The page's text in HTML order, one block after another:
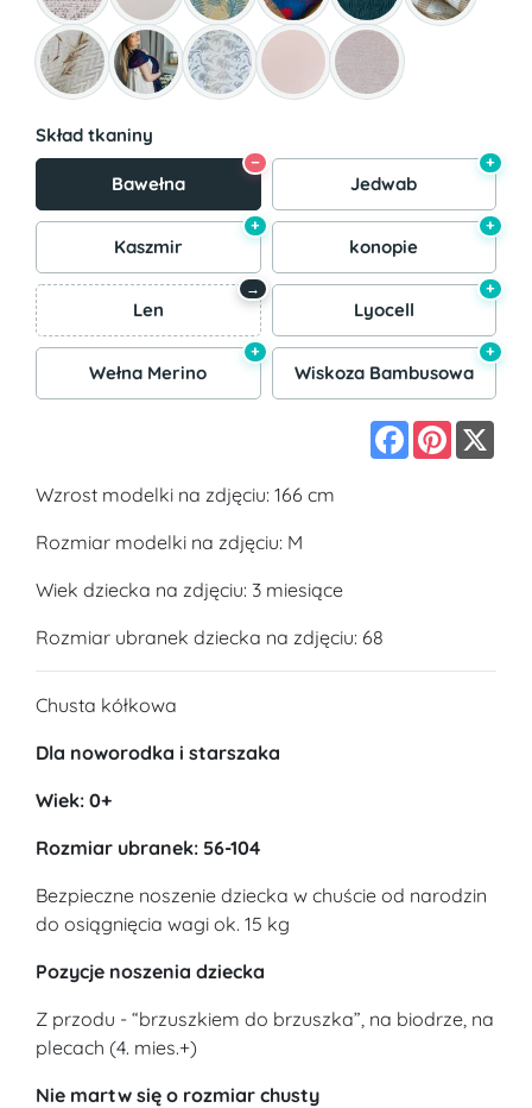
Skład tkaniny
Bawełna
−
Jedwab
+
Kaszmir
+
konopie
+
Len
→
Lyocell
+
Wełna Merino
+
Wiskoza Bambusowa
+
Facebook
Pinterest
Wzrost modelki na zdjęciu: 166 cm
Rozmiar modelki na zdjęciu: M
Wiek dziecka na zdjęciu: 3 miesiące
Rozmiar ubranek dziecka na zdjęciu: 68
Chusta kółkowa
Dla noworodka i starszaka
Wiek: 0+
Rozmiar ubranek: 56-104
Bezpieczne noszenie dziecka w chuście od narodzin
do osiągnięcia wagi ok. 15 kg
Pozycje noszenia dziecka
Z przodu - “brzuszkiem do brzuszka”, na biodrze, na
plecach (4. mies.+)
Nie martw się o rozmiar chusty